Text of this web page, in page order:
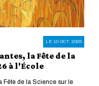
LE 10 OCT. 2026
la Fête de la
à l'École
Fête de la Science sur le